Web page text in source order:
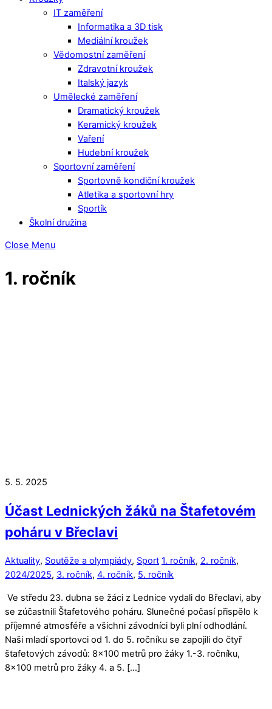
IT zaměření
Informatika a 3D tisk
Mediální kroužek
Vědomostní zaměření
Zdravotní kroužek
Italský jazyk
Umělecké zaměření
Dramatický kroužek
Keramický kroužek
Vaření
Hudební kroužek
Sportovní zaměření
Sportovně kondiční kroužek
Atletika a sportovní hry
Sportík
Školní družina
Close Menu
1. ročník
5. 5. 2025
Účast Lednických žáků na Štafetovém
poháru v Břeclavi
Aktuality, Soutěže a olympiády, Sport 1. ročník, 2. ročník,
2024/2025, 3. ročník, 4. ročník, 5. ročník
Ve středu 23. dubna se žáci z Lednice vydali do Břeclavi, aby
se zúčastnili Štafetového poháru. Slunečné počasí přispělo k
příjemné atmosféře a všichni závodníci byli plní odhodlání.
Naši mladí sportovci od 1. do 5. ročníku se zapojili do čtyř
štafetových závodů: 8×100 metrů pro žáky 1.-3. ročníku,
8×100 metrů pro žáky 4. a 5. […]